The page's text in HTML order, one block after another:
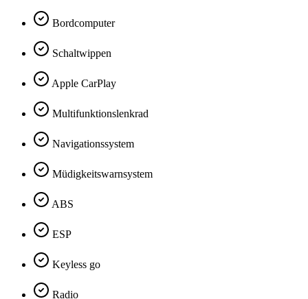
Bordcomputer
Schaltwippen
Apple CarPlay
Multifunktionslenkrad
Navigationssystem
Müdigkeitswarnsystem
ABS
ESP
Keyless go
Radio